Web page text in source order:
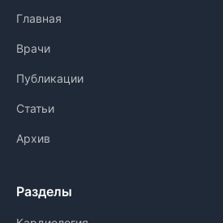
Главная
Врачи
Публикации
Статьи
Архив
Разделы